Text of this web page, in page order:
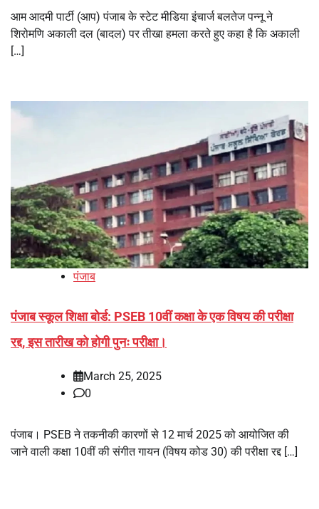
आम आदमी पार्टी (आप) पंजाब के स्टेट मीडिया इंचार्ज बलतेज पन्नू ने
शिरोमणि अकाली दल (बादल) पर तीखा हमला करते हुए कहा है कि अकाली
[…]
पंजाब
पंजाब स्कूल शिक्षा बोर्ड: PSEB 10वीं कक्षा के एक विषय की परीक्षा
रद्द, इस तारीख को होगी पुनः परीक्षा।
March 25, 2025
0
पंजाब। PSEB ने तकनीकी कारणों से 12 मार्च 2025 को आयोजित की
जाने वाली कक्षा 10वीं की संगीत गायन (विषय कोड 30) की परीक्षा रद्द […]